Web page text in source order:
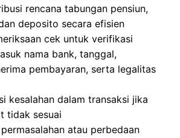
rencana tabungan pensiun,
deposito secara efisien
cek untuk verifikasi
nama bank, tanggal,
pembayaran, serta legalitas
kesalahan dalam transaksi jika
tidak sesuai
atau perbedaan